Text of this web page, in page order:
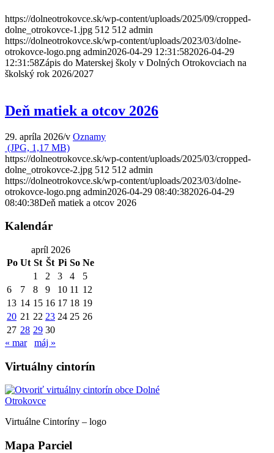
https://dolneotrokovce.sk/wp-content/uploads/2025/09/cropped-
dolne_otrokovce-1.jpg 512 512 admin
https://dolneotrokovce.sk/wp-content/uploads/2023/03/dolne-
otrokovce-logo.png admin2026-04-29 12:31:582026-04-29
12:31:58Zápis do Materskej školy v Dolných Otrokovciach na
školský rok 2026/2027
Deň matiek a otcov 2026
29. apríla 2026/v Oznamy
(JPG, 1,17 MB)
https://dolneotrokovce.sk/wp-content/uploads/2025/03/cropped-
dolne_otrokovce-2.jpg 512 512 admin
https://dolneotrokovce.sk/wp-content/uploads/2023/03/dolne-
otrokovce-logo.png admin2026-04-29 08:40:382026-04-29
08:40:38Deň matiek a otcov 2026
Kalendár
apríl 2026
Po Ut St Št Pi So Ne
1
2 3 4
5
6
7 8 9 10 11 12
13 14 15 16 17 18 19
20 21 22 23 24 25 26
27 28 29 30
« mar
máj »
Virtuálny cintorín
Virtuálne Cintoríny – logo
Mapa Parciel